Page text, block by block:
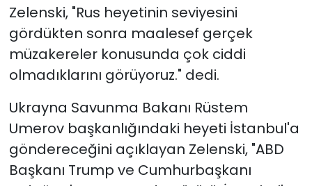
Zelenski, "Rus heyetinin seviyesini
gördükten sonra maalesef gerçek
müzakereler konusunda çok ciddi
olmadıklarını görüyoruz." dedi.
Ukrayna Savunma Bakanı Rüstem
Umerov başkanlığındaki heyeti İstanbul'a
göndereceğini açıklayan Zelenski, "ABD
Başkanı Trump ve Cumhurbaşkanı